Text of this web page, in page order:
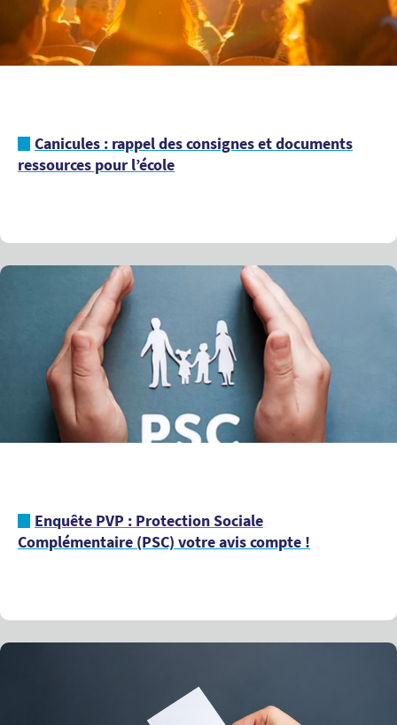
Canicules : rappel des consignes et documents
ressources pour l’école
Enquête PVP : Protection Sociale
Complémentaire (PSC) votre avis compte !